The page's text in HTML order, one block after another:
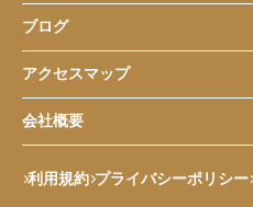
ブログ
アクセスマップ
会社概要
利用規約 プライバシーポリシー